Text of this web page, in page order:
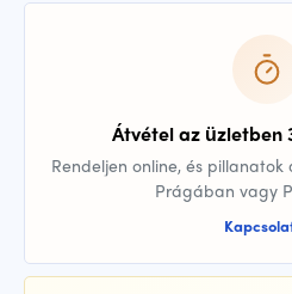
Átvétel az üzletben
Rendeljen online, és
Prágában vagy